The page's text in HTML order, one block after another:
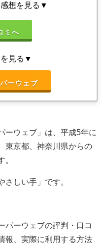
想を見る▼
ミへ
見る▼
ーウェブ
ーウェブ」は、平成5年に
東京都、神奈川県からの
。
さしい手」です。
パーウェブの評判・口コ
報、実際に利用する方法